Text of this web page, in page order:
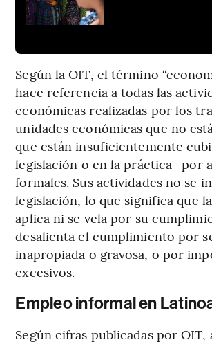
Según la OIT, el término
hace referencia a todas las
económicas realizadas por los
unidades económicas que no
que están insuficientemente
legislación o en la práctica- por
formales. Sus actividades no se
legislación, lo que significa que
aplica ni se vela por su
desalienta el cumplimiento por
inapropiada o gravosa, o por
excesivos.
Empleo informal en
Según cifras publicadas por